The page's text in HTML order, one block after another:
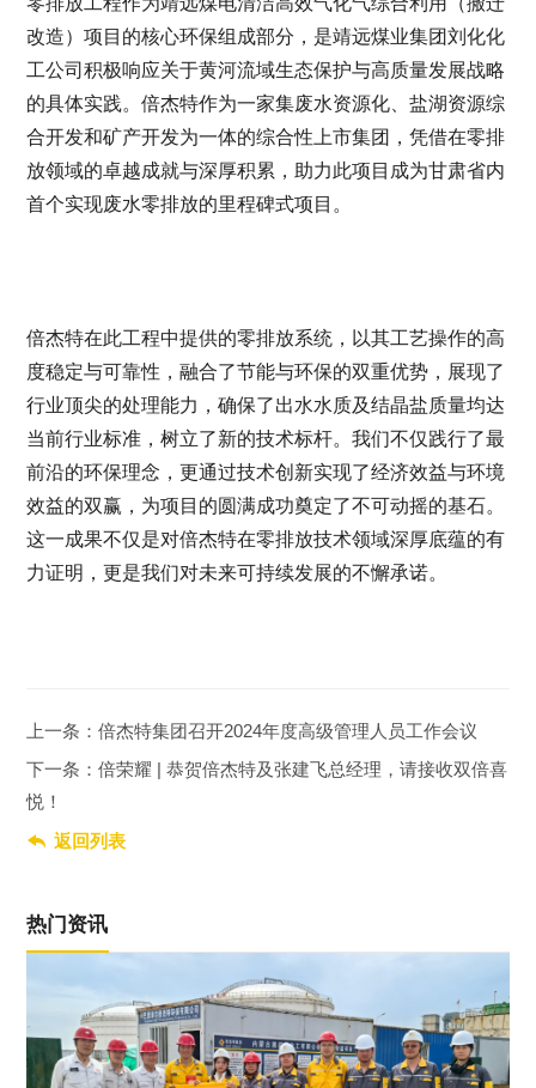
改造）项目的核心环保组成部分，是靖远煤业集团刘化化
工公司积极响应关于黄河流域生态保护与高质量发展战略
的具体实践。倍杰特作为一家集废水资源化、盐湖资源综
合开发和矿产开发为一体的综合性上市集团，凭借在零排
放领域的卓越成就与深厚积累，助力此项目成为甘肃省内
首个实现废水零排放的里程碑式项目。
倍杰特在此工程中提供的零排放系统，以其工艺操作的高
度稳定与可靠性，融合了节能与环保的双重优势，展现了
行业顶尖的处理能力，确保了出水水质及结晶盐质量均达
当前行业标准，树立了新的技术标杆。我们不仅践行了最
前沿的环保理念，更通过技术创新实现了经济效益与环境
效益的双赢，为项目的圆满成功奠定了不可动摇的基石。
这一成果不仅是对倍杰特在零排放技术领域深厚底蕴的有
力证明，更是我们对未来可持续发展的不懈承诺。
上一条：倍杰特集团召开2024年度高级管理人员工作会议
下一条：倍荣耀 | 恭贺倍杰特及张建飞总经理，请接收双倍喜
悦！
 返回列表
热门资讯